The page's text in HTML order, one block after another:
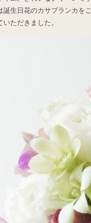
誕生日花のカサブランカを
ただきました。